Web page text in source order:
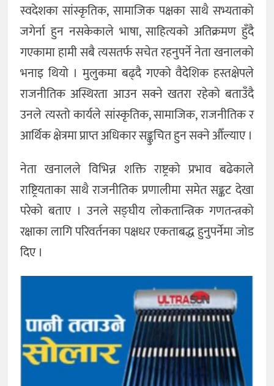
स्वदेशका सांस्कृतिक, सामाजिक पक्षका साथै सभ्यताको
जगेर्ना हुन नसकेकाले भाषा, साहित्यको अतिक्रमण हुँदै
गएकामा हामी सबै त्यसतर्फ सचेत रहनुपर्ने नेता खनालको
भनाइ थियो । मुलुकमा बढ्दै गएको वैदेशिक हस्तक्षेपले
राजनीतिक अस्थिरता आउन सक्ने खतरा रहेको बताउँदै
उनले त्यस्तो कार्यले सांस्कृतिक, सामाजिक, राजनीतिक र
आर्थिक क्षेत्रमा प्राप्त अधिकार सङ्कुचित हुन सक्ने औँल्याए ।
नेता खनालले विभिन्न शक्ति राष्ट्रको प्रभाव बढेकाले
राष्ट्रियताका साथै राजनीतिक प्रणालीमा समेत सङ्कट देखा
परेको बताए । उनले सङ्घीय लोकतान्त्रिक गणतन्त्रको
रक्षाका लागि परिवर्तनका पक्षधर एकताबद्ध हुनुपर्नेमा जोड
दिए ।